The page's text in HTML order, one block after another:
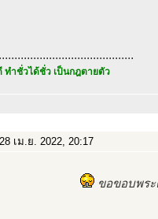
ทำชั่วได้ชั่ว เป็นกฎตายตัว
28 เม.ย. 2022, 20:17
ขอขอบพร